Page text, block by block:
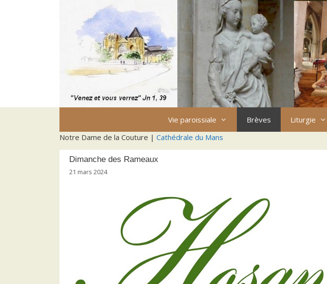
Vie paroissiale Brèves Liturgie
Notre Dame de la Couture | Cathédrale du Mans
Dimanche des Rameaux
21 mars 2024